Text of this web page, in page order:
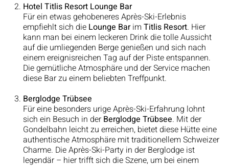
Hotel Titlis Resort Lounge Bar
Für ein etwas gehobeneres Après-Ski-Erlebnis
empfiehlt sich die Lounge Barim Titlis Resort. Hier
kann man bei einem leckeren Drink die tolle Aussicht
auf die umliegenden Berge genießen und sich nach
einem ereignisreichen Tag auf der Piste entspannen.
Die gemütliche Atmosphäre und der Service machen
diese Bar zu einem beliebten Treffpunkt.
Berglodge Trübsee
Für eine besonders urige Après-Ski-Erfahrung lohnt
sich ein Besuch in der Berglodge Trübsee. Mit der
Gondelbahn leicht zu erreichen, bietet diese Hütte eine
authentische Atmosphäre mit traditionellem Schweizer
Charme. Die Après-Ski-Party in der Berglodge ist
legendär – hier trifft sich die Szene, um bei einem